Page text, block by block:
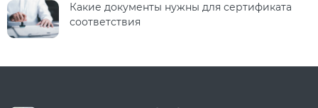
Какие документы нужны для сертификата
соответствия